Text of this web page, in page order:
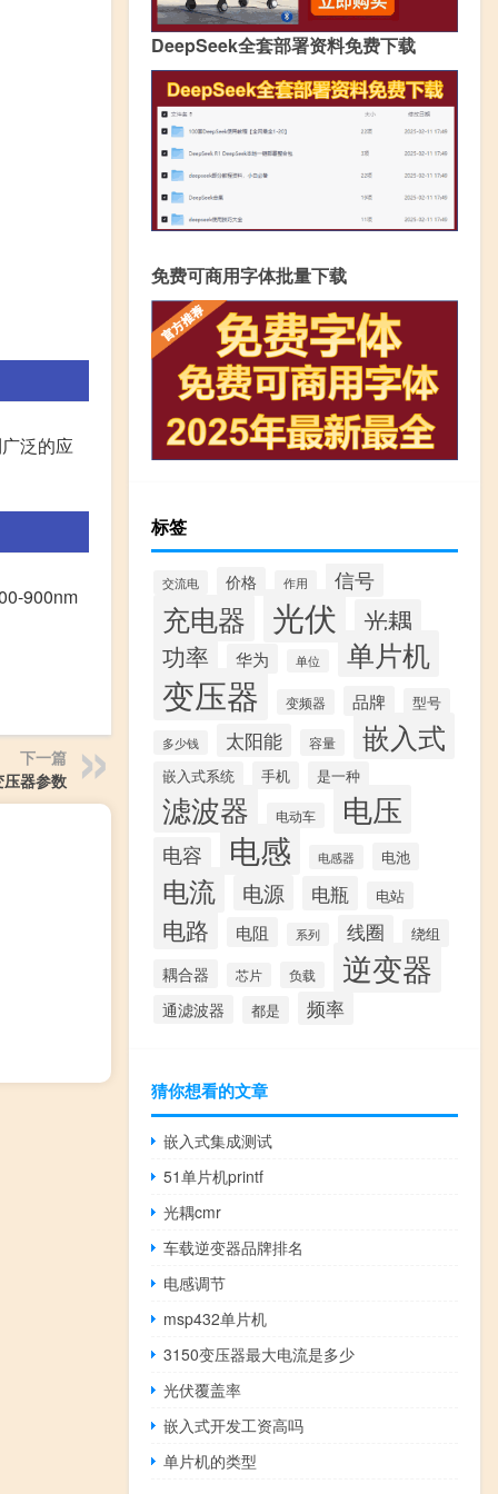
泛的应
900nm
下一篇
器参数
DeepSeek全套部署资料免费下载
免费可商用字体批量下载
标签
交流电 价格 作用 信号
充电器 光伏
光耦
功率
华为 单位 单片机
变压器 变频器 品牌 型号
多少钱 太阳能 容量 嵌入式
嵌入式系统 手机 是一种
滤波器 电动车 电压
电容 电感 电感器 电池
电流 电源 电瓶 电站
电路 电阻 系列 线圈 绕组
耦合器 芯片 负载 逆变器
通滤波器 都是 频率
猜你想看的文章
嵌入式集成测试
51单片机printf
光耦cmr
车载逆变器品牌排名
电感调节
msp432单片机
3150变压器最大电流是多少
光伏覆盖率
嵌入式开发工资高吗
单片机的类型